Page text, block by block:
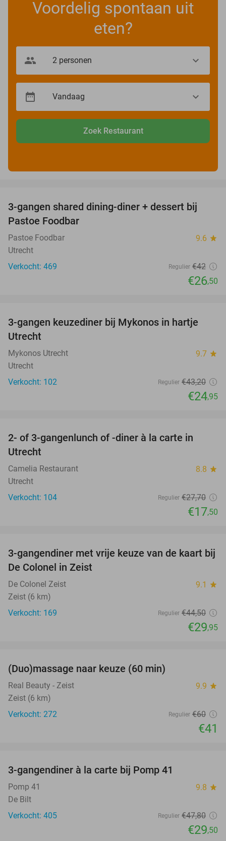
Voordelig spontaan uit
eten?
Zoek Restaurant
37%
3-gangen shared dining-diner + dessert bij
Pastoe Foodbar
Pastoe Foodbar 9.6 star
Utrecht
Verkocht: 469
Regulier €42
€26,50
42%
3-gangen keuzediner bij Mykonos in hartje
Utrecht
Mykonos Utrecht 9.7 star
Utrecht
Verkocht: 102
Regulier €43,20
€24,95
2- of 3-gangenlunch of -diner à la carte in
Utrecht
Camelia Restaurant 8.8 star
Utrecht
Verkocht: 104
Regulier €27,70
€17,50
33%
3-gangendiner met vrije keuze van de kaart bij
De Colonel in Zeist
De Colonel Zeist 9.1 star
Zeist (6 km)
Verkocht: 169
Regulier €44,50
€29,95
(Duo)massage naar keuze (60 min)
Real Beauty - Zeist 9.9 star
Zeist (6 km)
Verkocht: 272
Regulier €60
€41
3-gangendiner à la carte bij Pomp 41
Pomp 41 9.8 star
De Bilt
Verkocht: 405
Regulier €47,80
€29,50